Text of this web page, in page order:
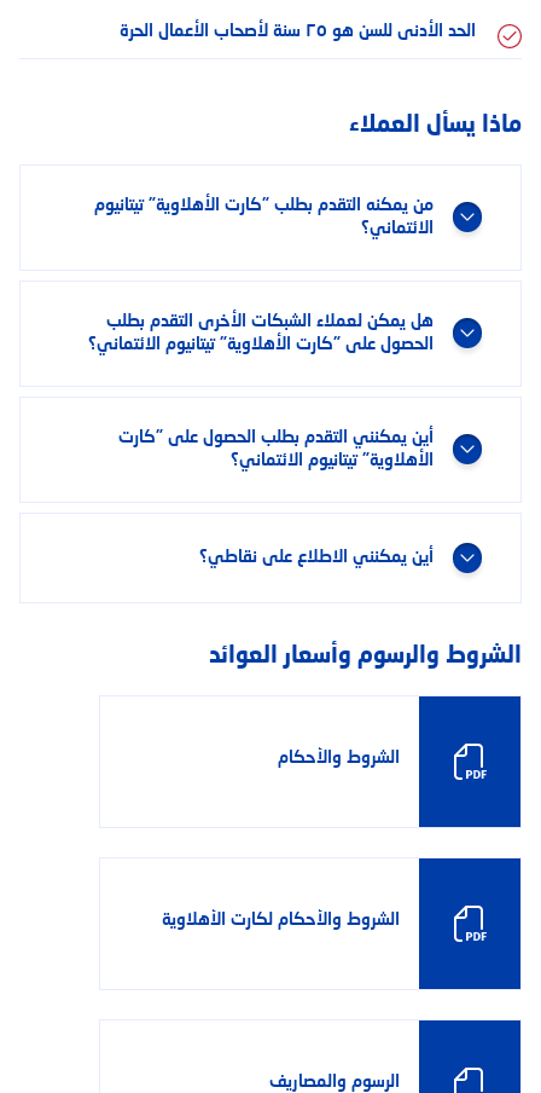
الحد الأدنى للسن هو ٢٥ سنة لأصحاب الأعمال الحرة
ماذا يسأل العملاء
من يمكنه التقدم بطلب "كارت الأهلاوية" تيتانيوم
الائتماني؟
هل يمكن لعملاء الشبكات الأخرى التقدم بطلب
الحصول على "كارت الأهلاوية" تيتانيوم الائتماني؟
أين يمكنني التقدم بطلب الحصول على "كارت
الأهلاوية" تيتانيوم الائتماني؟
أين يمكنني الاطلاع على نقاطي؟
الشروط والرسوم وأسعار العوائد
الشروط والأحكام
الشروط والأحكام لكارت الأهلاوية
الرسوم والمصاريف